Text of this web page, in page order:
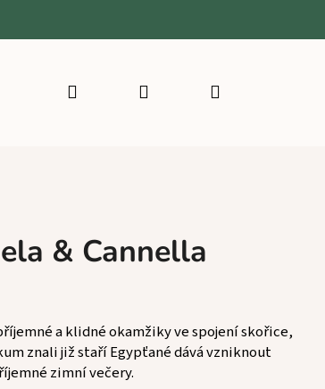
Hledat PřihlášeníNákupní
& Cannella
a klidné okamžiky ve spojení skořice,
znali již staří Egypťané dává vzniknout
zimní večery.